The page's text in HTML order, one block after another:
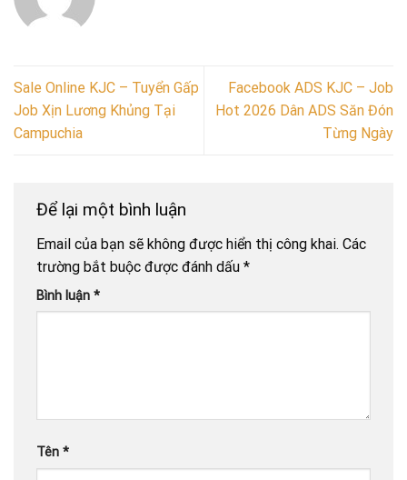
Sale Online KJC – Tuyển Gấp
Job Xịn Lương Khủng Tại
Campuchia
Facebook ADS KJC – Job
Hot 2026 Dân ADS Săn Đón
Từng Ngày
Để lại một bình luận
Email của bạn sẽ không được hiển thị công khai. Các
trường bắt buộc được đánh dấu *
Bình luận *
Tên *